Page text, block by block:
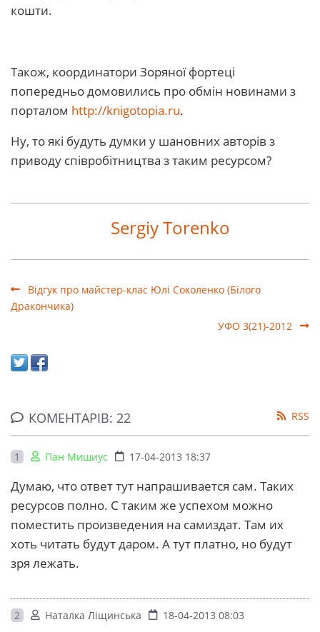
кошти.
Також, координатори Зоряної фортеці
попередньо домовились про обмін новинами з
порталом http://knigotopia.ru.
Ну, то які будуть думки у шановних авторів з
приводу співробітництва з таким ресурсом?
Sergiy Torenko
Відгук про майстер-клас Юлі Соколенко (Білого
Дракончика)
УФО 3(21)-2012
КОМЕНТАРІВ: 22 RSS
1 Пан Мишиус 17-04-2013 18:37
Думаю, что ответ тут напрашивается сам. Таких
ресурсов полно. С таким же успехом можно
поместить произведения на самиздат. Там их
хоть читать будут даром. А тут платно, но будут
зря лежать.
2 Наталка Ліщинська 18-04-2013 08:03